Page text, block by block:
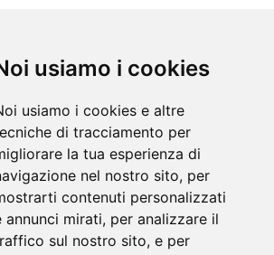
usiamo i cookies
usiamo i cookies e altre
di tracciamento per
la tua esperienza di
nel nostro sito, per
contenuti personalizzati
annunci mirati, per analizzare il
sul nostro sito, e per
62, Bologna
16, Savigno
22, Grizzana Morandi